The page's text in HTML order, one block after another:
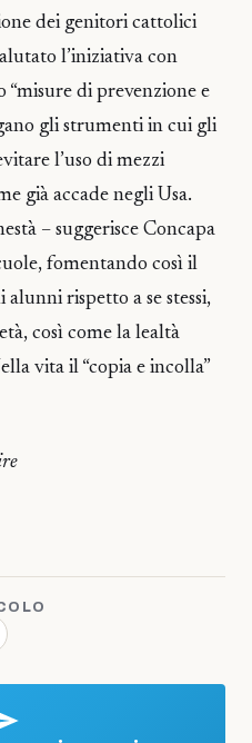
dei genitori cattolici
l’iniziativa con
“misure di prevenzione e
gli strumenti in cui gli
l’uso di mezzi
già accade negli Usa.
– suggerisce Concapa
fomentando così il
rispetto a se stessi,
così come la lealtà
vita il “copia e incolla”